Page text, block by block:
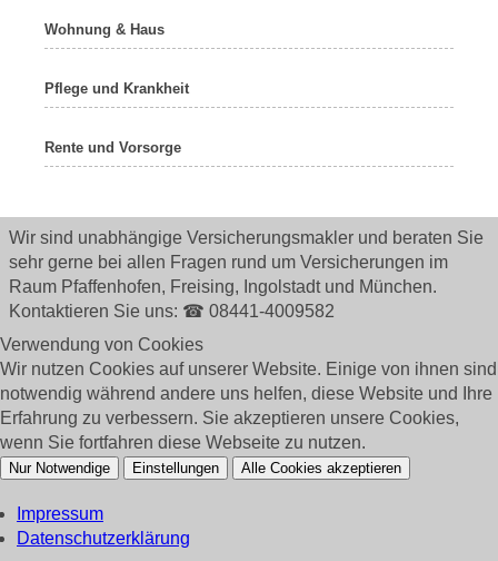
Wohnung & Haus
Pflege und Krankheit
Rente und Vorsorge
Wir sind unabhängige Versicherungsmakler und beraten Sie
sehr gerne bei allen Fragen rund um Versicherungen im
Raum Pfaffenhofen, Freising, Ingolstadt und München.
Kontaktieren Sie uns: ☎ 08441-4009582
Verwendung von Cookies
Wir nutzen Cookies auf unserer Website. Einige von ihnen sind
notwendig während andere uns helfen, diese Website und Ihre
Erfahrung zu verbessern. Sie akzeptieren unsere Cookies,
wenn Sie fortfahren diese Webseite zu nutzen.
Nur Notwendige Einstellungen Alle Cookies akzeptieren
Impressum
Datenschutzerklärung